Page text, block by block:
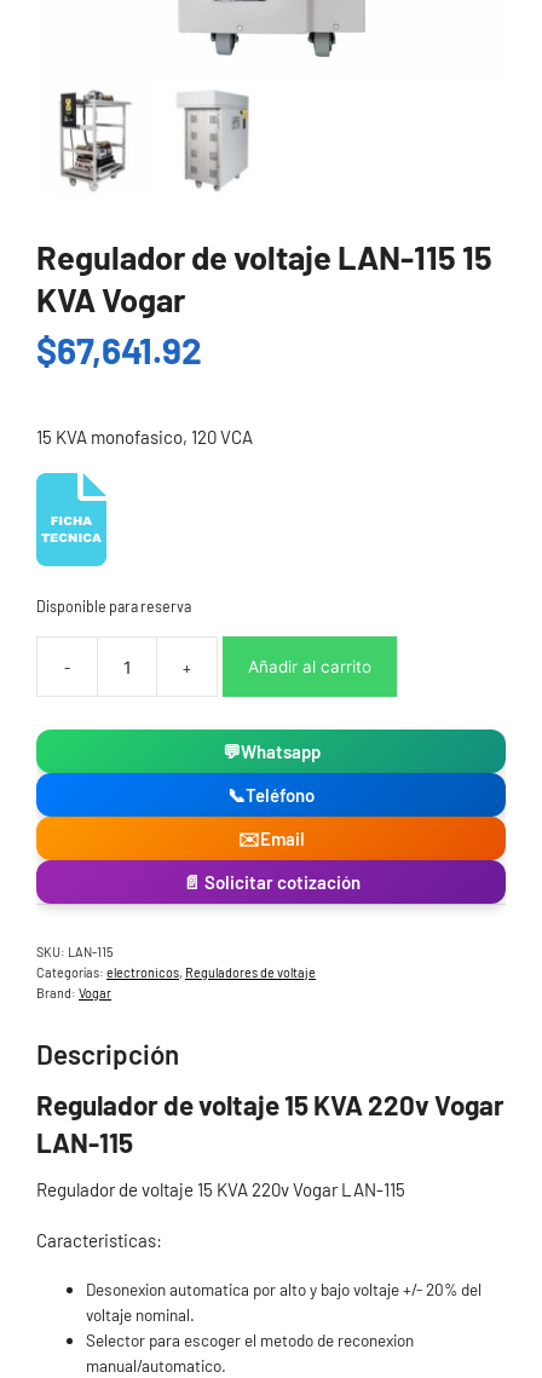
Regulador de voltaje LAN-115 15
KVA Vogar
$67,641.92
15 KVA monofasico, 120 VCA
Disponible para reserva
Regulador
de
voltaje
LAN-
115
KVA
Vogar
cantidad
Añadir al carrito
💬Whatsapp
📞Teléfono
✉️Email
📄 Solicitar cotización
SKU: LAN-115
Categorías: electronicos, Reguladores de voltaje
Brand: Vogar
Descripción
Regulador de voltaje 15 KVA 220v Vogar
LAN-115
Regulador de voltaje 15 KVA 220v Vogar LAN-115
Caracteristicas:
Desonexion automatica por alto y bajo voltaje +/- 20% del
voltaje nominal.
Selector para escoger el metodo de reconexion
manual/automatico.